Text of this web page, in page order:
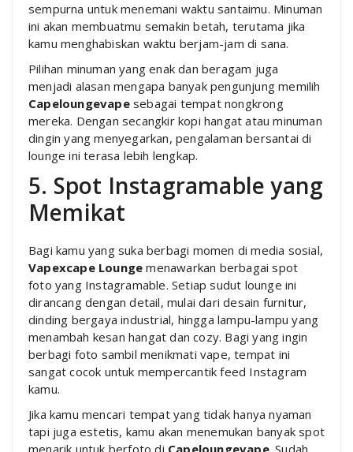
sempurna untuk menemani waktu santaimu. Minuman
ini akan membuatmu semakin betah, terutama jika
kamu menghabiskan waktu berjam-jam di sana.
Pilihan minuman yang enak dan beragam juga
menjadi alasan mengapa banyak pengunjung memilih
Capeloungevapesebagai tempat nongkrong
mereka. Dengan secangkir kopi hangat atau minuman
dingin yang menyegarkan, pengalaman bersantai di
lounge ini terasa lebih lengkap.
5. Spot Instagramable yang
Memikat
Bagi kamu yang suka berbagi momen di media sosial,
Vapexcape Lounge menawarkan berbagai spot
foto yang Instagramable. Setiap sudut lounge ini
dirancang dengan detail, mulai dari desain furnitur,
dinding bergaya industrial, hingga lampu-lampu yang
menambah kesan hangat dan cozy. Bagi yang ingin
berbagi foto sambil menikmati vape, tempat ini
sangat cocok untuk mempercantik feed Instagram
kamu.
Jika kamu mencari tempat yang tidak hanya nyaman
tapi juga estetis, kamu akan menemukan banyak spot
menarik untuk berfoto di Capeloungevape. Sudah